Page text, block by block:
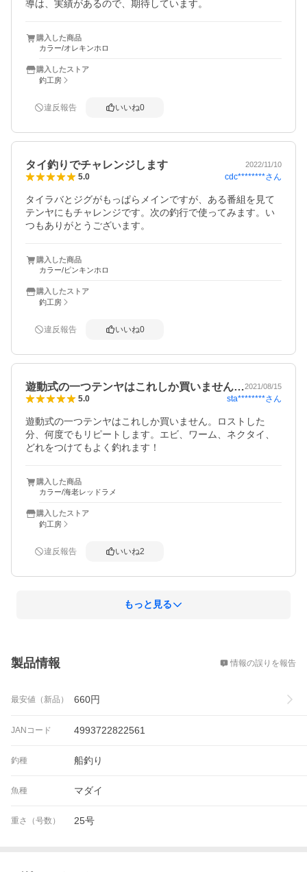
導は、実績があるので、期待しています。
購入した商品
カラー/オレキンホロ
購入したストア
釣工房
違反報告 いいね0
タイ釣りでチャレンジします 2022/11/10
5.0 cdc********さん
タイラバとジグがもっぱらメインですが、ある番組を見て
テンヤにもチャレンジです。次の釣行で使ってみます。い
つもありがとうございます。
購入した商品
カラー/ピンキンホロ
購入したストア
釣工房
違反報告 いいね0
遊動式の一つテンヤはこれしか買いません…2021/08/15
5.0 sta********さん
遊動式の一つテンヤはこれしか買いません。ロストした
分、何度でもリピートします。エビ、ワーム、ネクタイ、
どれをつけてもよく釣れます！
購入した商品
カラー/海老レッドラメ
購入したストア
釣工房
違反報告 いいね2
もっと見る
製品情報 情報の誤りを報告
最安値（新品） 660円
JANコード 4993722822561
釣種 船釣り
魚種 マダイ
重さ（号数） 25号